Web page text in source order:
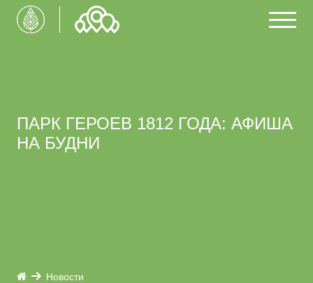
ПАРК ГЕРОЕВ 1812 ГОДА: АФИША
НА БУДНИ
Новости